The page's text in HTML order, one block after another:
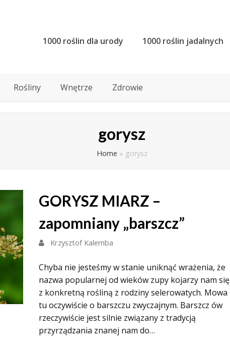
1000 roślin dla urody 1000 roślin jadalnych
Rośliny Wnętrze Zdrowie
gorysz
Home » gorysz
GORYSZ MIARZ –
zapomniany „barszcz”
Krzysztof Kalemba
Chyba nie jesteśmy w stanie uniknąć wrażenia, że
nazwa popularnej od wieków zupy kojarzy nam się
z konkretną rośliną z rodziny selerowatych. Mowa
tu oczywiście o barszczu zwyczajnym. Barszcz ów
rzeczywiście jest silnie związany z tradycją
przyrządzania znanej nam do…